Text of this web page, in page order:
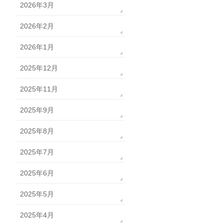
2026年3月
2026年2月
2026年1月
2025年12月
2025年11月
2025年9月
2025年8月
2025年7月
2025年6月
2025年5月
2025年4月